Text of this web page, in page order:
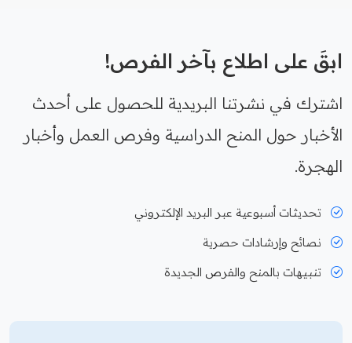
ابقَ على اطلاع بآخر الفرص!
اشترك في نشرتنا البريدية للحصول على أحدث
الأخبار حول المنح الدراسية وفرص العمل وأخبار
الهجرة.
تحديثات أسبوعية عبر البريد الإلكتروني
نصائح وإرشادات حصرية
تنبيهات بالمنح والفرص الجديدة